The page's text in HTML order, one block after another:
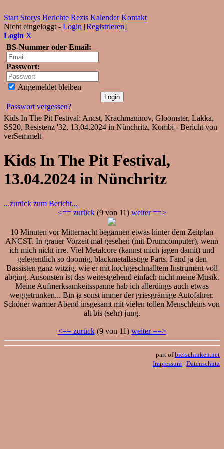
Start Storys Berichte Rezis Kalender Kontakt
Nicht eingeloggt - Login [Registrieren]
Login X
BS-Nummer oder Email:
Passwort:
Angemeldet bleiben
Passwort vergessen?
Kids In The Pit Festival: Ancst, Krachmaninov, Gloomster, Lakka,
SS20, Resistenz '32, 13.04.2024 in Nünchritz, Kombi - Bericht von
verSemmelt
Kids In The Pit Festival,
13.04.2024 in Nünchritz
...zurück zum Bericht...
<== zurück(9 von 11) weiter ==>
10 Minuten vor Mitternacht begannen etwas hinter dem Zeitplan
ANCST. In grauer Vorzeit mal gesehen (mit Drumcomputer), wenn
ich mich nicht irre. Viel Metalcore (kannst mich jagen damit) und
gelegentlich so doomig, blackmetallastige Parts. Fand ja den
Bassisten ganz witzig, wie er mit hochgeschnalltem Instrument voll
abging. Ansonsten ist das weitestgehend einfach nicht meine Musik.
Meine Aufmerksamkeitsspanne hab ich allerdings auch etwas
weggetrunken... Bin ja sonst immer der griesgrämige Autofahrer.
Schöner warmer Abend insgesamt mit vielen tollen Menschleins von
alt bis (sehr) jung.
<== zurück(9 von 11) weiter ==>
part ofbierschinken.net
Impressum | Datenschutz